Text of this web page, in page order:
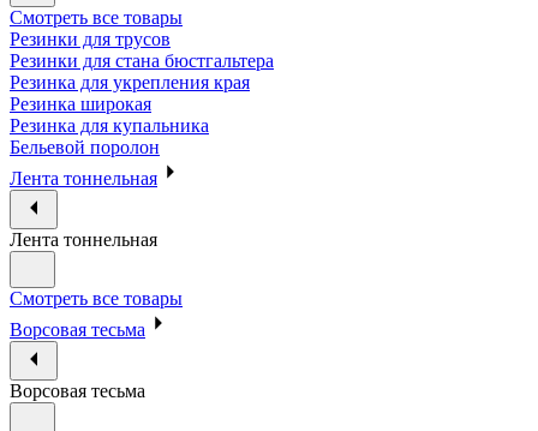
Смотреть все товары
Резинки для трусов
Резинки для стана бюстгальтера
Резинка для укрепления края
Резинка широкая
Резинка для купальника
Бельевой поролон
Лента тоннельная
Лента тоннельная
Смотреть все товары
Ворсовая тесьма
Ворсовая тесьма